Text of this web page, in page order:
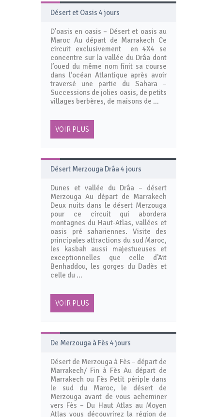
Désert et Oasis 4 jours
D’oasis en oasis – Désert et oasis au
Maroc Au départ de Marrakech Ce
circuit exclusivement en 4X4 se
concentre sur la vallée du Drâa dont
l’oued du même nom finit sa course
dans l’océan Atlantique après avoir
traversé une partie du Sahara –
Successions de jolies oasis, de petits
villages berbères, de maisons de …
VOIR PLUS
Désert Merzouga Drâa 4 jours
Dunes et vallée du Drâa – désert
Merzouga Au départ de Marrakech
Deux nuits dans le désert Merzouga
pour ce circuit qui abordera
montagnes du Haut-Atlas, vallées et
oasis pré sahariennes. Visite des
principales attractions du sud Maroc,
les kasbah aussi majestueuses et
exceptionnelles que celle d’Aït
Benhaddou, les gorges du Dadès et
celle du …
VOIR PLUS
De Merzouga à Fès 4 jours
Désert de Merzouga à Fès – départ de
Marrakech/ Fin à Fès Au départ de
Marrakech ou Fès Petit périple dans
le sud du Maroc, le désert de
Merzouga avant de vous acheminer
vers Fès – Du Haut Atlas au Moyen
Atlas vous découvrirez la région de